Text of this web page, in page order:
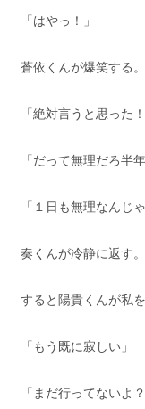
「はやっ！」
蒼依くんが爆笑する。
「絶対言うと思った！
「だって無理だろ半
「１日も無理なんじ
奏くんが冷静に返す。
すると陽貴くんが私
「もう既に寂しい」
「まだ行ってないよ？